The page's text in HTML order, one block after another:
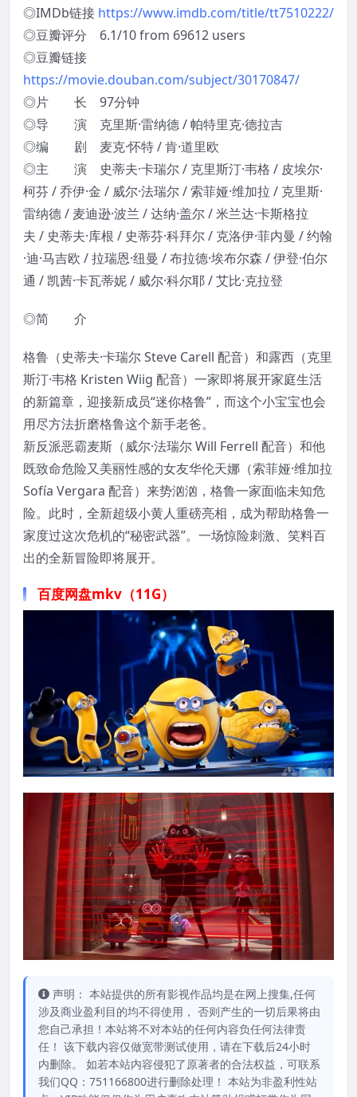
◎IMDb链接 https://www.imdb.com/title/tt7510222/
◎豆瓣评分 6.1/10 from 69612 users
◎豆瓣链接
https://movie.douban.com/subject/30170847/
◎片 长 97分钟
◎导 演 克里斯·雷纳德 / 帕特里克·德拉吉
◎编 剧 麦克·怀特 / 肯·道里欧
◎主 演 史蒂夫·卡瑞尔 / 克里斯汀·韦格 / 皮埃尔·
柯芬 / 乔伊·金 / 威尔·法瑞尔 / 索菲娅·维加拉 / 克里斯·
雷纳德 / 麦迪逊·波兰 / 达纳·盖尔 / 米兰达·卡斯格拉
夫 / 史蒂夫·库根 / 史蒂芬·科拜尔 / 克洛伊·菲内曼 / 约翰
·迪·马吉欧 / 拉瑞恩·纽曼 / 布拉德·埃布尔森 / 伊登·伯尔
通 / 凯茜·卡瓦蒂妮 / 威尔·科尔耶 / 艾比·克拉登
◎简 介
格鲁（史蒂夫·卡瑞尔 Steve Carell 配音）和露西（克里
斯汀·韦格 Kristen Wiig 配音）一家即将展开家庭生活
的新篇章，迎接新成员“迷你格鲁”，而这个小宝宝也会
用尽方法折磨格鲁这个新手老爸。
新反派恶霸麦斯（威尔·法瑞尔 Will Ferrell 配音）和他
既致命危险又美丽性感的女友华伦天娜（索菲娅·维加拉
Sofía Vergara 配音）来势汹汹，格鲁一家面临未知危
险。此时，全新超级小黄人重磅亮相，成为帮助格鲁一
家度过这次危机的“秘密武器”。一场惊险刺激、笑料百
出的全新冒险即将展开。
百度网盘mkv（11G）
声明： 本站提供的所有影视作品均是在网上搜集,任何
涉及商业盈利目的均不得使用， 否则产生的一切后果将由
您自己承担！本站将不对本站的任何内容负任何法律责
任！ 该下载内容仅做宽带测试使用，请在下载后24小时
内删除。 如若本站内容侵犯了原著者的合法权益，可联系
我们QQ：751166800进行删除处理！ 本站为非盈利性站